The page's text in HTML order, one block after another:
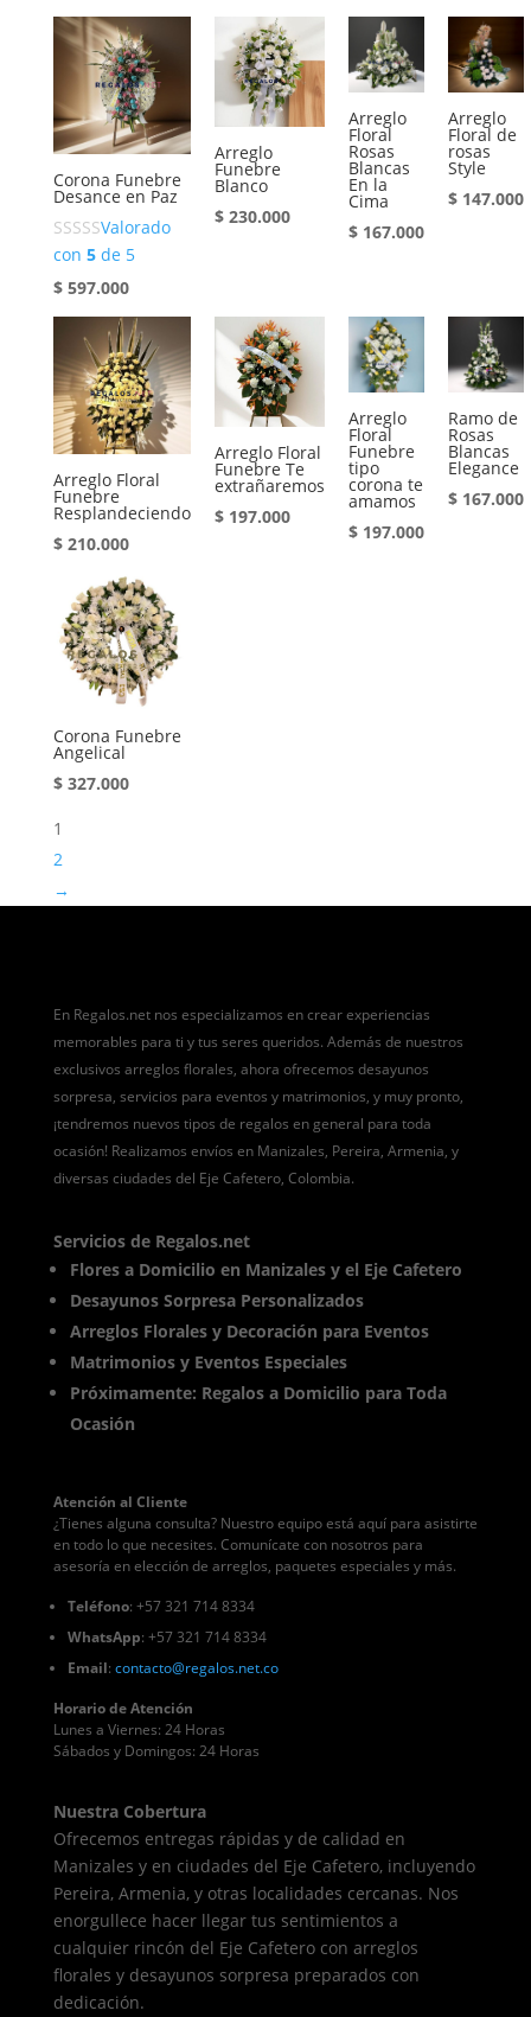
Corona Funebre
Desance en Paz
Valorado
con 5de 5
$597.000
Arreglo
Funebre
Blanco
$230.000
Arreglo
Floral
Rosas
Blancas
En la
Cima
$167.000
Arreglo
Floral de
rosas
Style
$147.000
Arreglo Floral
Funebre
Resplandeciendo
$210.000
Arreglo Floral
Funebre Te
extrañaremos
$197.000
Arreglo
Floral
Funebre
tipo
corona te
amamos
$197.000
Ramo de
Rosas
Blancas
Elegance
$167.000
Corona Funebre
Angelical
$327.000
1
2
→
En Regalos.net nos especializamos en crear experiencias
memorables para ti y tus seres queridos. Además de nuestros
exclusivos arreglos florales, ahora ofrecemos desayunos
sorpresa, servicios para eventos y matrimonios, y muy pronto,
¡tendremos nuevos tipos de regalos en general para toda
ocasión! Realizamos envíos en Manizales, Pereira, Armenia, y
diversas ciudades del Eje Cafetero, Colombia.
Servicios de Regalos.net
Flores a Domicilio en Manizales y el Eje Cafetero
Desayunos Sorpresa Personalizados
Arreglos Florales y Decoración para Eventos
Matrimonios y Eventos Especiales
Próximamente: Regalos a Domicilio para Toda
Ocasión
Atención al Cliente
¿Tienes alguna consulta? Nuestro equipo está aquí para asistirte
en todo lo que necesites. Comunícate con nosotros para
asesoría en elección de arreglos, paquetes especiales y más.
Teléfono: +57 321 714 8334
WhatsApp: +57 321 714 8334
Email: contacto@regalos.net.co
Horario de Atención
Lunes a Viernes: 24 Horas
Sábados y Domingos: 24 Horas
Nuestra Cobertura
Ofrecemos entregas rápidas y de calidad en
Manizales y en ciudades del Eje Cafetero, incluyendo
Pereira, Armenia, y otras localidades cercanas. Nos
enorgullece hacer llegar tus sentimientos a
cualquier rincón del Eje Cafetero con arreglos
florales y desayunos sorpresa preparados con
dedicación.